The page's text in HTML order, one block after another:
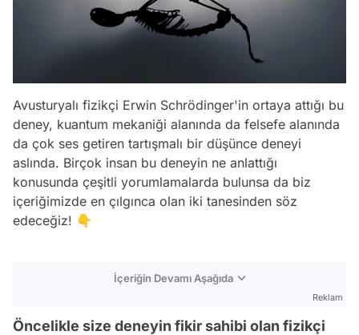
Avusturyalı fizikçi Erwin Schrödinger'in ortaya attığı bu
deney, kuantum mekaniği alanında da felsefe alanında
da çok ses getiren tartışmalı bir düşünce deneyi
aslında. Birçok insan bu deneyin ne anlattığı
konusunda çeşitli yorumlamalarda bulunsa da biz
içeriğimizde en çılgınca olan iki tanesinden söz
edeceğiz! 👇
İçeriğin Devamı Aşağıda
Reklam
Öncelikle size deneyin fikir sahibi olan fizikçi